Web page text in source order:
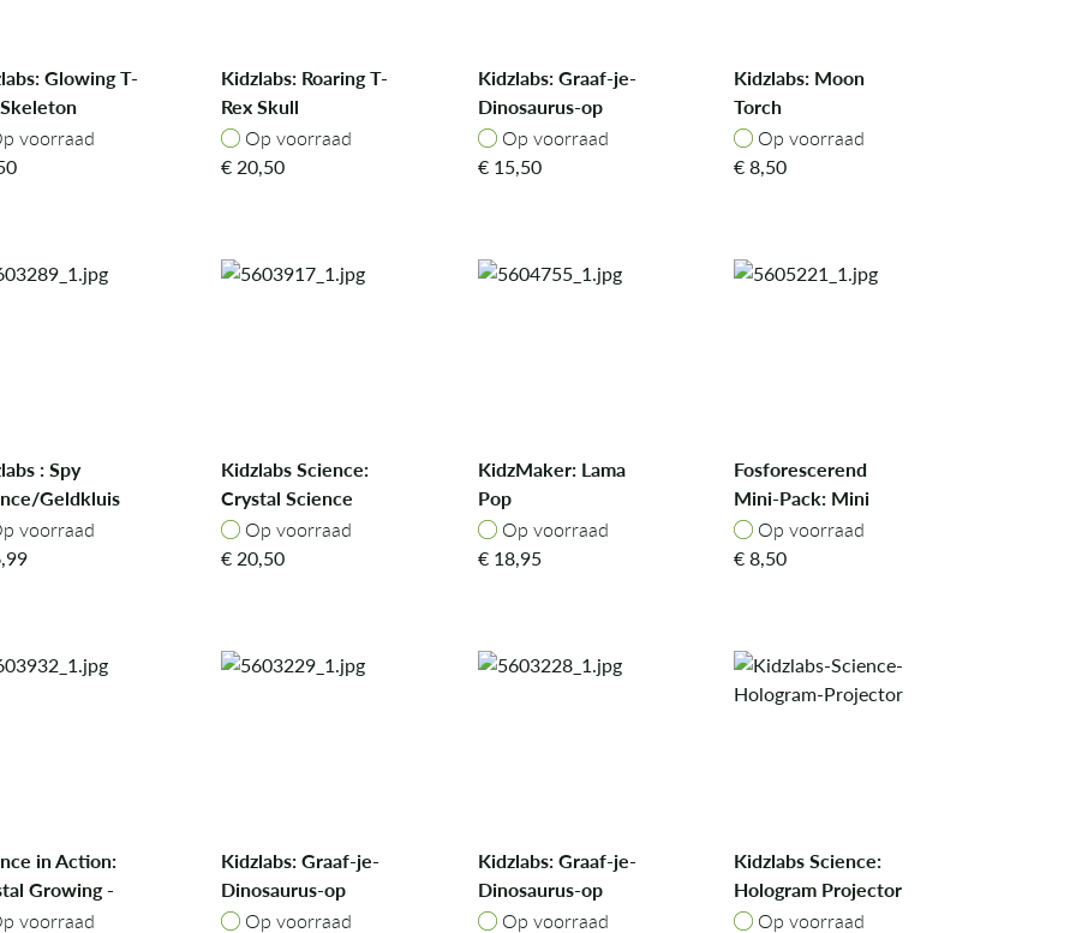
Glowing T-
voorraad
voorraad
Kidzlabs: Roaring T-
Rex Skull
Op voorraad
Op voorraad
€20,50
Kidzlabs: Graaf-je-
Dinosaurus-op
Pteranodon
Op voorraad
Op voorraad
€ 15,50
Kidzlabs: Moon
Torch
Op voorraad
Op voorraad
€8,50
: Spy
Geldkluis
voorraad
voorraad
Kidzlabs Science:
Crystal Science
Op voorraad
Op voorraad
€20,50
KidzMaker: Lama
Pop
Op voorraad
Op voorraad
€ 18,95
Fosforescerend
Mini-Pack: Mini
Sterren Wit
Op voorraad
Op voorraad
€8,50
in Action:
Growing -
voorraad
voorraad
Kidzlabs: Graaf-je-
Dinosaurus-op
Stegosaurus
Op voorraad
Op voorraad
Kidzlabs: Graaf-je-
Dinosaurus-op
Triceratops
Op voorraad
Op voorraad
Kidzlabs Science:
Hologram Projector
Op voorraad
Op voorraad